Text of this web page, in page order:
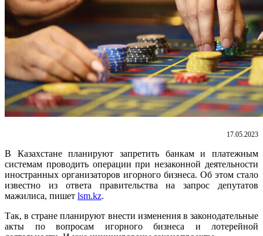
17.05.2023
В Казахстане планируют запретить банкам и платежным
системам проводить операции при незаконной деятельности
иностранных организаторов игорного бизнеса. Об этом стало
известно из ответа правительства на запрос депутатов
мажилиса, пишет lsm.kz.
Так, в стране планируют внести изменения в законодательные
акты по вопросам игорного бизнеса и лотерейной